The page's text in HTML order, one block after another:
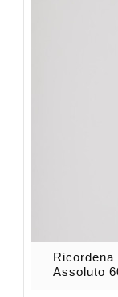
Ricordena
Assoluto